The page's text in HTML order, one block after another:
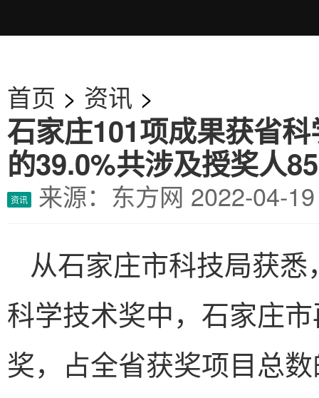
首页 > 资讯 >
石家庄101项成果获省
的39.0%共涉及授奖人
资讯 来源：东方网 2022-04-
从石家庄市科技局获
科学技术奖中，石家庄
奖，占全省获奖项目总